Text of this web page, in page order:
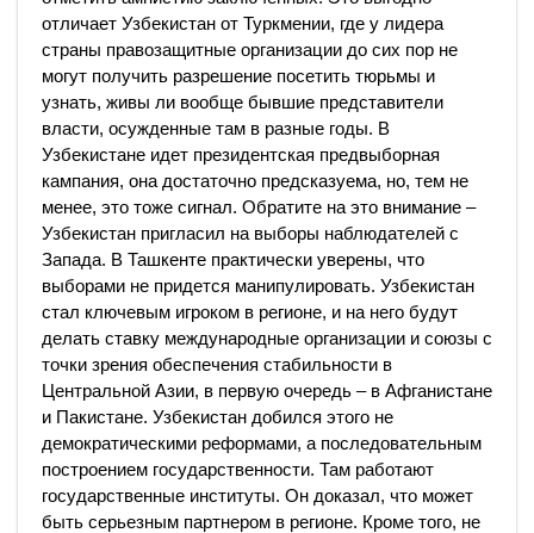
отличает Узбекистан от Туркмении, где у лидера
страны правозащитные организации до сих пор не
могут получить разрешение посетить тюрьмы и
узнать, живы ли вообще бывшие представители
власти, осужденные там в разные годы. В
Узбекистане идет президентская предвыборная
кампания, она достаточно предсказуема, но, тем не
менее, это тоже сигнал. Обратите на это внимание –
Узбекистан пригласил на выборы наблюдателей с
Запада. В Ташкенте практически уверены, что
выборами не придется манипулировать. Узбекистан
стал ключевым игроком в регионе, и на него будут
делать ставку международные организации и союзы с
точки зрения обеспечения стабильности в
Центральной Азии, в первую очередь – в Афганистане
и Пакистане. Узбекистан добился этого не
демократическими реформами, а последовательным
построением государственности. Там работают
государственные институты. Он доказал, что может
быть серьезным партнером в регионе. Кроме того, не